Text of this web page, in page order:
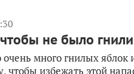
не было
много гнилых яблок
чтобы избежать этой